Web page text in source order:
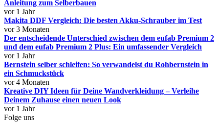
Anleitung zum Selberbauen
vor 1 Jahr
Makita DDF Vergleich: Die besten Akku-Schrauber im Test
vor 3 Monaten
Der entscheidende Unterschied zwischen dem eufab Premium 2
und dem eufab Premium 2 Plus: Ein umfassender Vergleich
vor 1 Jahr
Bernstein selber schleifen: So verwandelst du Rohbernstein in
ein Schmuckstück
vor 4 Monaten
Kreative DIY Ideen für Deine Wandverkleidung – Verleihe
Deinem Zuhause einen neuen Look
vor 1 Jahr
Folge uns